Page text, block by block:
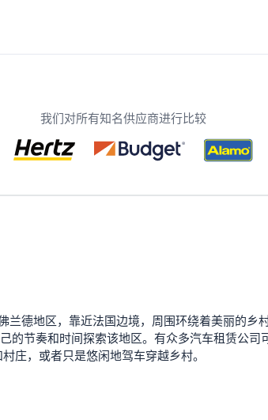
我们对所有知名供应商进行比较
德地区，靠近法国边境，周围环绕着美丽的
的节奏和时间探索该地区。有众多汽车租赁公
庄，或者只是悠闲地驾车穿越乡村。